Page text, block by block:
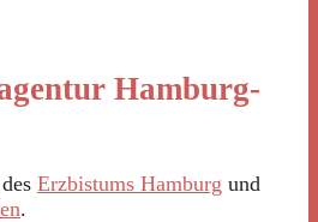
Hamburg-
Erzbistums Hamburg und
.